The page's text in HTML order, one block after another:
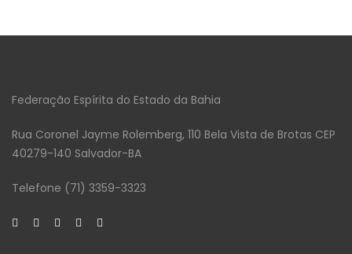
Federação Espírita do Estado da Bahia
Rua Coronel Jayme Rolemberg, 110 Bela Vista de Brotas CEP
40279-140 Salvador-BA
Telefone (71) 3359-3323